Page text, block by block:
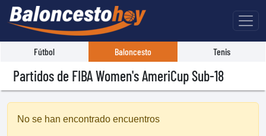
Fútbol Baloncesto Tenis
Partidos de FIBA Women's AmeriCup Sub-18
No se han encontrado encuentros